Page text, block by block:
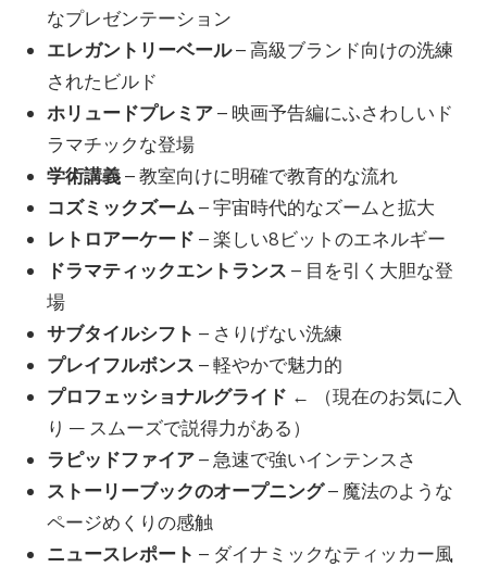
なプレゼンテーション
エレガントリーベール– 高級ブランド向けの洗練
されたビルド
ホリュードプレミア– 映画予告編にふさわしいド
ラマチックな登場
学術講義– 教室向けに明確で教育的な流れ
コズミックズーム – 宇宙時代的なズームと拡大
レトロアーケード – 楽しい8ビットのエネルギー
ドラマティックエントランス – 目を引く大胆な登
場
サブタイルシフト – さりげない洗練
プレイフルボンス – 軽やかで魅力的
プロフェッショナルグライド ← （現在のお気に入
り — スムーズで説得力がある）
ラピッドファイア– 急速で強いインテンスさ
ストーリーブックのオープニング– 魔法のような
ページめくりの感触
ニュースレポート – ダイナミックなティッカー風